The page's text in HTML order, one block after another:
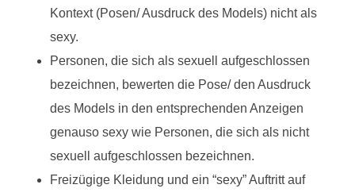
Kontext (Posen/ Ausdruck des Models) nicht als
sexy.
Personen, die sich als sexuell aufgeschlossen
bezeichnen, bewerten die Pose/ den Ausdruck
des Models in den entsprechenden Anzeigen
genauso sexy wie Personen, die sich als nicht
sexuell aufgeschlossen bezeichnen.
Freizügige Kleidung und ein “sexy” Auftritt auf